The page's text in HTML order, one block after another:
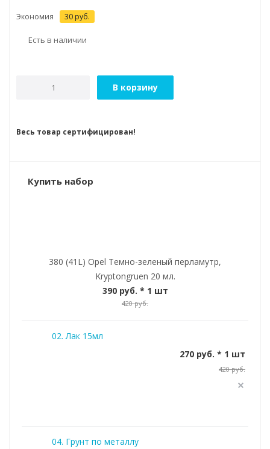
Экономия 30 руб.
Есть в наличии
В корзину
Весь товар сертифицирован!
Купить набор
380 (41L) Opel Темно-зеленый перламутр,
Kryptongruen 20 мл.
390 руб. * 1 шт
420 руб.
02. Лак 15мл
270 руб. * 1 шт
420 руб.
04. Грунт по металлу